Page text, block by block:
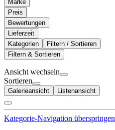
Marke
Preis
Bewertungen
Lieferzeit
Kategorien
Filtern / Sortieren
Filtern & Sortieren
Ansicht wechseln
Sortieren
Galerieansicht Listenansicht
Kategorie-Navigation überspringen